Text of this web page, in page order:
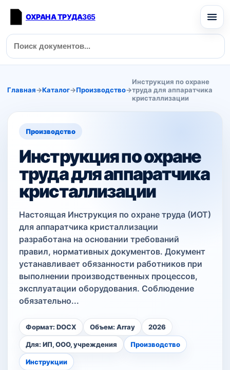
ОХРАНА ТРУДА365
Главная→Каталог→Производство→
Инструкция по охране
труда для аппаратчика
кристаллизации
Производство
Инструкция по охране
труда для аппаратчика
кристаллизации
Настоящая Инструкция по охране труда (ИОТ)
для аппаратчика кристаллизации
разработана на основании требований
правил, нормативных документов. Документ
устанавливает обязанности работников при
выполнении производственных процессов,
эксплуатации оборудования. Соблюдение
обязательно...
Формат: DOCX Объем: Array 2026
Для: ИП, ООО, учреждения Производство
Инструкции